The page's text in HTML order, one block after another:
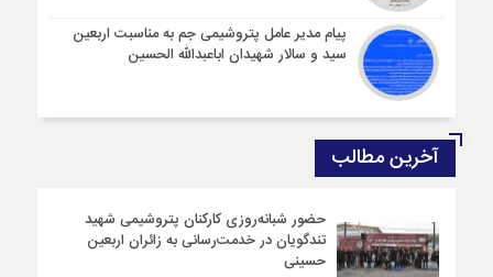
پیام مدیر عامل پتروشیمی جم به مناسبت اربعین
سید و سالار شهیدان اباعبدالله الحسین
آخرین مطالب
حضور شبانه‌روزی کارکنان پتروشیمی شهید
تندگویان در خدمت‌رسانی به زائران اربعین
حسینی